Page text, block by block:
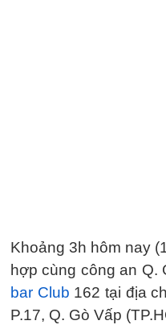
Khoảng 3h hôm nay
hợp cùng công an Q.
bar Club 162 tại địa
P.17, Q. Gò Vấp